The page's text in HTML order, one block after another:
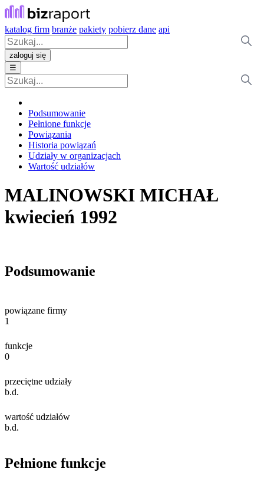
katalog firm branże pakiety pobierz dane api
zaloguj się
☰
Podsumowanie
Pełnione funkcje
Powiązania
Historia powiązań
Udziały w organizacjach
Wartość udziałów
MALINOWSKI MICHAŁ
kwiecień 1992
Podsumowanie
powiązane firmy
1
funkcje
0
przeciętne udziały
b.d.
wartość udziałów
b.d.
Pełnione funkcje